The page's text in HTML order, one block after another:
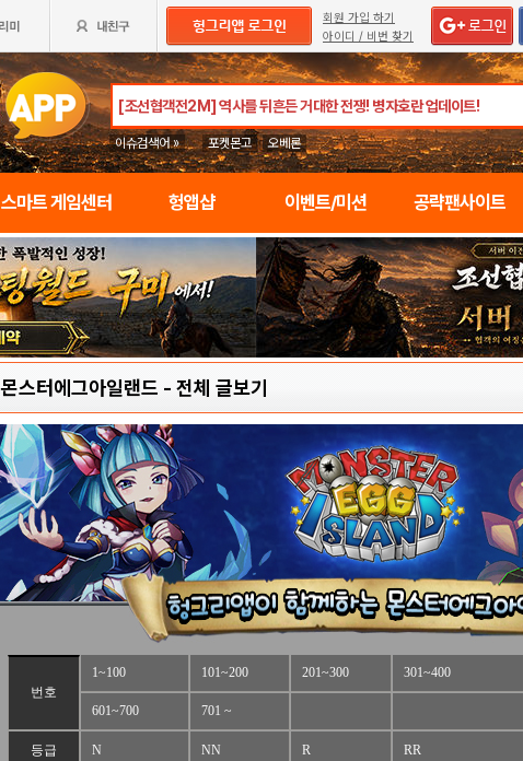
회원 가입 하기
아이디 / 비번 찾기
이슈검색어 » 포켓몬고 오베론
스마트 게임센터 헝앱샵 이벤트/미션 공략팬사이트
몬스터에그아일랜드 - 전체 글보기
번호
1~100 101~200 201~300 301~400
601~700 701 ~
등급 N NN R RR